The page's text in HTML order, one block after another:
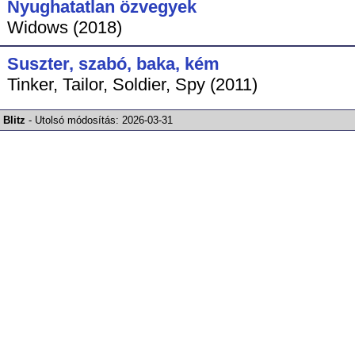
Nyughatatlan özvegyek
Widows (2018)
Suszter, szabó, baka, kém
Tinker, Tailor, Soldier, Spy (2011)
Blitz - Utolsó módosítás: 2026-03-31